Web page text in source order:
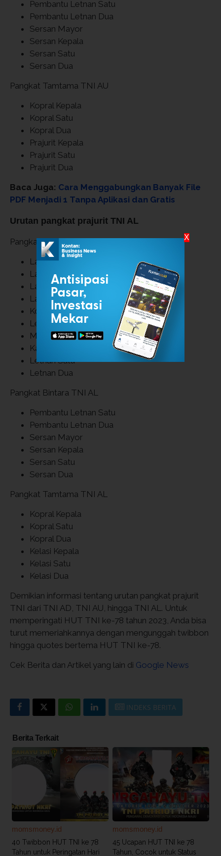
Pembantu Letnan Satu
Pembantu Letnan Dua
Sersan Mayor
Sersan Kepala
Sersan Satu
Sersan Dua
Pangkat Tamtama TNI AU
Kopral Kepala
Kopral Satu
Kopral Dua
Prajurit Kepala
Prajurit Satu
Prajurit Dua
Baca Juga: Cara Menggabungkan Banyak File
PDF Menjadi 1 Tanpa Aplikasi dan Gratis
Urutan pangkat prajurit TNI AL
Pangkat Perwira TNI AL
Laksamana TNI
Laksamana Madya (Laksdya) TNI
Laksamana Muda (Laksda) TNI
Laksamana Pertama (Laksma) TNI
Kolonel
Letnan Kolonel
Mayor
Kapten
Letnan Satu
Letnan Dua
Pangkat Bintara TNI AL
Pembantu Letnan Satu
Pembantu Letnan Dua
Sersan Mayor
Sersan Kepala
Sersan Satu
Sersan Dua
Pangkat Tamtama TNI AL
Kopral Kepala
Kopral Satu
Kopral Dua
Kelasi Kepala
Kelasi Satu
Kelasi Dua
Demikian informasi tentang urutan pangkat prajurit
TNI dari TNI AD, TNI AU, hingga TNI AL. Untuk
memperingati HUT TNI ke-78 tahun 2023, Anda bisa
turut memeriahkannya dengan mengunggah twibbon
hingga quotes bertema HUT TNI ke-78.
Cek Berita dan Artikel yang lain di Google News
INDEKS BERITA
Berita Terkait
momsmoney.id
40 Twibbon HUT TNI ke 78
Tahun untuk Peringatan Hari
momsmoney.id
45 Ucapan HUT TNI ke 78
Tahun, Cocok untuk Status
X